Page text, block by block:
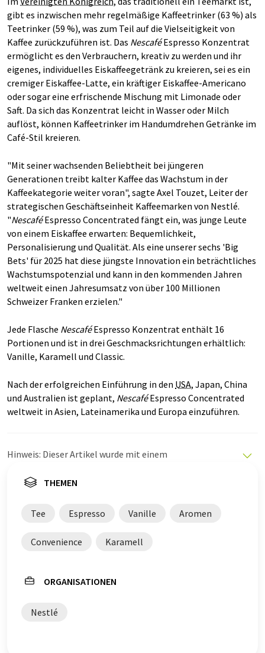
gibt es inzwischen mehr regelmäßige Kaffeetrinker (63 %) als
Teetrinker (59 %), was zum Teil auf die Vielseitigkeit von
Kaffee zurückzuführen ist. Das NescaféEspresso Konzentrat
ermöglicht es den Verbrauchern, kreativ zu werden und ihr
eigenes, individuelles Eiskaffeegetränk zu kreieren, sei es ein
cremiger Eiskaffee-Latte, ein kräftiger Eiskaffee-Americano
oder sogar eine erfrischende Mischung mit Limonade oder
Saft. Da sich das Konzentrat leicht in Wasser oder Milch
auflöst, können Kaffeetrinker im Handumdrehen Getränke im
Café-Stil kreieren.
"Mit seiner wachsenden Beliebtheit bei jüngeren
Generationen treibt kalter Kaffee das Wachstum in der
Kaffeekategorie weiter voran", sagte Axel Touzet, Leiter der
strategischen Geschäftseinheit Kaffeemarken von Nestlé.
"NescaféEspresso Concentrated fängt ein, was junge Leute
von einem Eiskaffee erwarten: Bequemlichkeit,
Personalisierung und Qualität. Als eine unserer sechs 'Big
Bets' für 2025 hat diese jüngste Innovation ein beträchtliches
Wachstumspotenzial und kann in den kommenden Jahren
weltweit einen Jahresumsatz von über 100 Millionen
Schweizer Franken erzielen."
Jede Flasche NescaféEspresso Konzentrat enthält 16
Portionen und ist in drei Geschmacksrichtungen erhältlich:
Vanille, Karamell und Classic.
Nach der erfolgreichen Einführung in den USA, Japan, China
und Australien ist geplant, NescaféEspresso Concentrated
weltweit in Asien, Lateinamerika und Europa einzuführen.
Hinweis: Dieser Artikel wurde mit einem
LUMITOS bietet diese automatischen Übersetzungen
Nachrichten zu präsentieren. Da dieser Artikel mit
automatischer Übersetzung übersetzt wurde, ist es
möglich, dass er Fehler im Vokabular, in der Syntax oder
THEMEN
Tee Espresso Vanille Aromen
Convenience Karamell
ORGANISATIONEN
Nestlé